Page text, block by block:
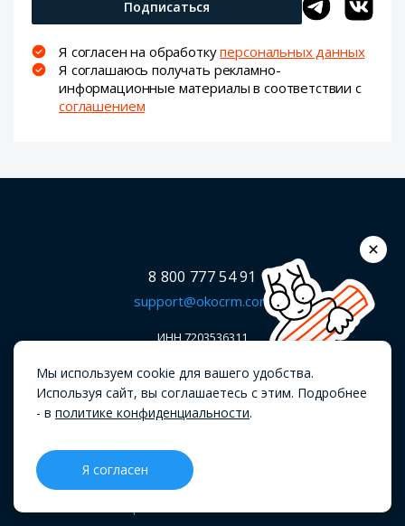
Подписаться
Я согласен на обработкуперсональных данных
Я соглашаюсь получать рекламно-
информационные материалы в соответствии с
соглашением
8 800 777 54 91
support@okocrm.com
ИНН 7203536311
ООО Центр информационных технологий «ВЕБИОН»
625003, г. Тюмень, ул. Республики, 14/7, офис 303
№23100
Мы используем cookie для вашего удобства.
Используя сайт, вы соглашаетесь с этим. Подробнее
- в политике конфиденциальности.
Я согласен